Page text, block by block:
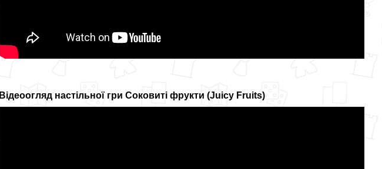
Відеоогляд настільної гри Соковиті фрукти (Juicy Fruits)